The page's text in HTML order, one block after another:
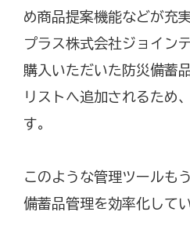
め商品提案機能などが充
プラス株式会社ジョイン
購入いただいた防災備蓄
リストへ追加されるため
す。
このような管理ツールも
備蓄品管理を効率化して